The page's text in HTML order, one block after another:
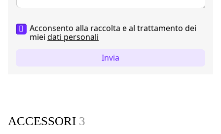
Acconsento alla raccolta e al trattamento dei
miei dati personali
Invia
ACCESSORI 3